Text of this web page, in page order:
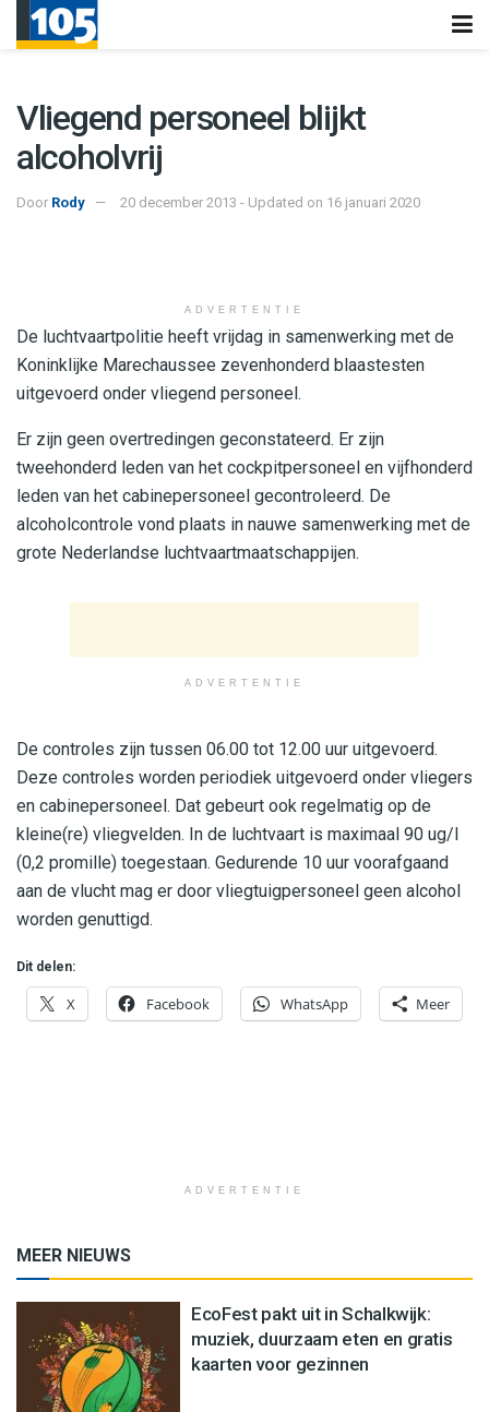
Vliegend personeel blijkt
alcoholvrij
Door Rody 20 december 2013 - Updated on 16 januari 2020
ADVERTENTIE
De luchtvaartpolitie heeft vrijdag in samenwerking met de
Koninklijke Marechaussee zevenhonderd blaastesten
uitgevoerd onder vliegend personeel.
Er zijn geen overtredingen geconstateerd. Er zijn
tweehonderd leden van het cockpitpersoneel en vijfhonderd
leden van het cabinepersoneel gecontroleerd. De
alcoholcontrole vond plaats in nauwe samenwerking met de
grote Nederlandse luchtvaartmaatschappijen.
ADVERTENTIE
De controles zijn tussen 06.00 tot 12.00 uur uitgevoerd.
Deze controles worden periodiek uitgevoerd onder vliegers
en cabinepersoneel. Dat gebeurt ook regelmatig op de
kleine(re) vliegvelden. In de luchtvaart is maximaal 90 ug/l
(0,2 promille) toegestaan. Gedurende 10 uur voorafgaand
aan de vlucht mag er door vliegtuigpersoneel geen alcohol
worden genuttigd.
Dit delen:
X Facebook WhatsApp Meer
ADVERTENTIE
MEER NIEUWS
EcoFest pakt uit in Schalkwijk:
muziek, duurzaam eten en gratis
kaarten voor gezinnen